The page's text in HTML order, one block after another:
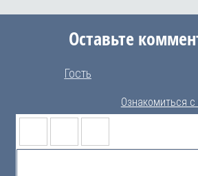
Оставьте
Гость
Ознакомиться